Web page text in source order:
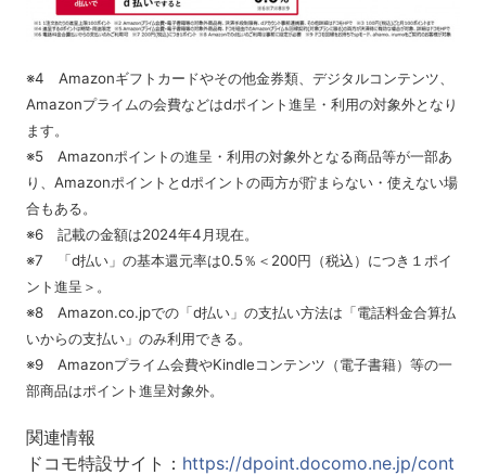
※4 Amazonギフトカードやその他金券類、デジタルコンテンツ、
Amazonプライムの会費などはdポイント進呈・利用の対象外となり
ます。
※5 Amazonポイントの進呈・利用の対象外となる商品等が一部あ
り、Amazonポイントとdポイントの両方が貯まらない・使えない場
合もある。
※6 記載の金額は2024年4月現在。
※7 「d払い」の基本還元率は0.5％＜200円（税込）につき１ポイ
ント進呈＞。
※8 Amazon.co.jpでの「d払い」の支払い方法は「電話料金合算払
いからの支払い」のみ利用できる。
※9 Amazonプライム会費やKindleコンテンツ（電子書籍）等の一
部商品はポイント進呈対象外。
関連情報
ドコモ特設サイト： https://dpoint.docomo.ne.jp/cont